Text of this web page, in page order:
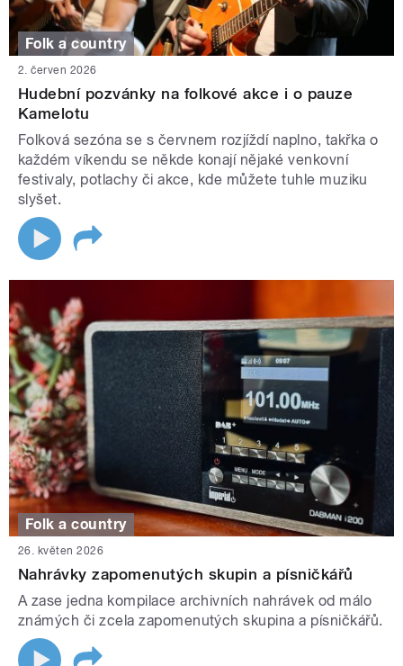
Folk a country
2. červen 2026
Hudební pozvánky na folkové akce i o pauze
Kamelotu
Folková sezóna se s červnem rozjíždí naplno, takřka o
každém víkendu se někde konají nějaké venkovní
festivaly, potlachy či akce, kde můžete tuhle muziku
slyšet.
Folk a country
26. květen 2026
Nahrávky zapomenutých skupin a písničkářů
A zase jedna kompilace archivních nahrávek od málo
známých či zcela zapomenutých skupina a písničkářů.